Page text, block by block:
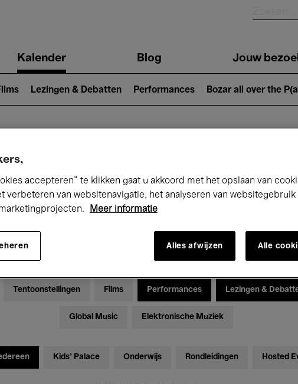
Kalender Blog Jouw
Lezingen & Debatten Performances Bozar all over the
Tentoonstellingen Films Performances Lezingen &
Global Music Elektronische Muziek
Kids’ Palace Onderwijs Rondleidingen Hosted
accepteren” te klikken gaat u akkoord met het opslaan van
verbeteren van websitenavigatie, het analyseren van websitegebruik
Meer informatie
Alles afwijzen Alle